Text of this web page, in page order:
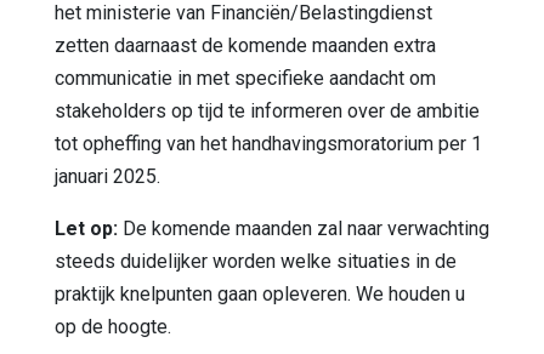
het ministerie van Financiën/Belastingdienst
zetten daarnaast de komende maanden extra
communicatie in met specifieke aandacht om
stakeholders op tijd te informeren over de ambitie
tot opheffing van het handhavingsmoratorium per 1
januari 2025.
Let op: De komende maanden zal naar verwachting
steeds duidelijker worden welke situaties in de
praktijk knelpunten gaan opleveren. We houden u
op de hoogte.